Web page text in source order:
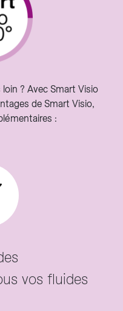
? Avec Smart Visio
de Smart Visio,
:
vos fluides